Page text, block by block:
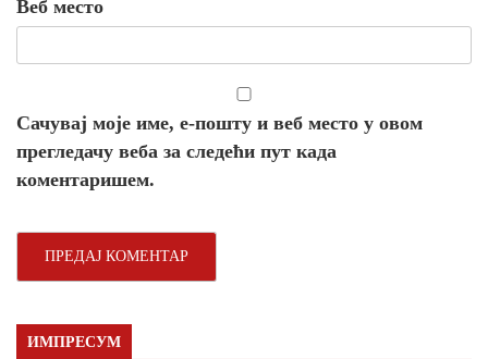
Веб место
Сачувај моје име, е-пошту и веб место у овом
прегледачу веба за следећи пут када
коментаришем.
ИМПРЕСУМ